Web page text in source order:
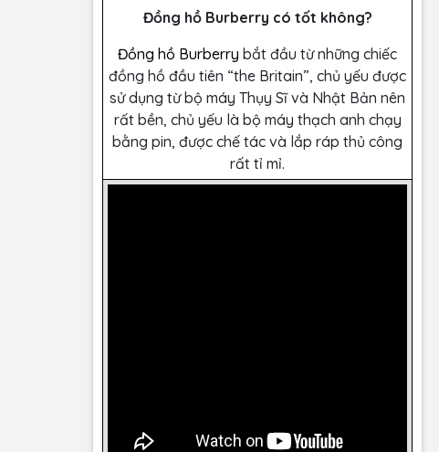
Đồng hồ Burberry có tốt không?
Đồng hồ Burberry bắt đầu từ những chiếc
đồng hồ đầu tiên “the Britain”, chủ yếu được
sử dụng từ bộ máy Thụy Sĩ và Nhật Bản nên
rất bền, chủ yếu là bộ máy thạch anh chạy
bằng pin, được chế tác và lắp ráp thủ công
rất tỉ mỉ.